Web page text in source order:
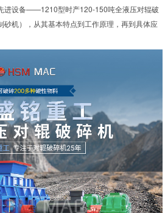
进设备——1210型时产120-150吨全液压对辊破
砂机），从其基本特点到工作原理，再到具体应